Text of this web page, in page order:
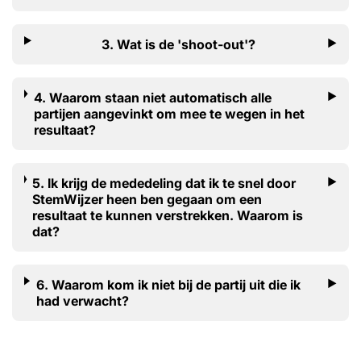
3. Wat is de 'shoot-out'?
4. Waarom staan niet automatisch alle
partijen aangevinkt om mee te wegen in het
resultaat?
5. Ik krijg de mededeling dat ik te snel door
StemWijzer heen ben gegaan om een
resultaat te kunnen verstrekken. Waarom is
dat?
6. Waarom kom ik niet bij de partij uit die ik
had verwacht?